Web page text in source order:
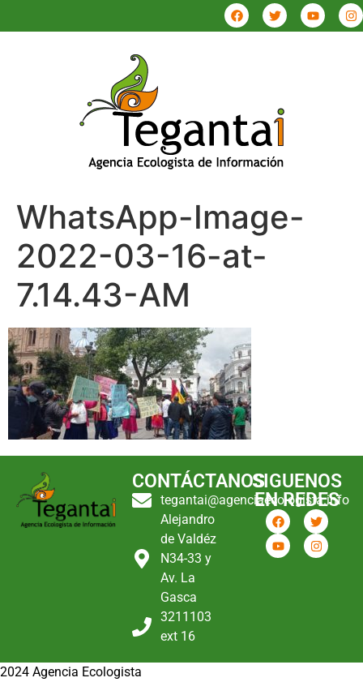
WhatsApp-Image-
2022-03-16-at-
7.14.43-AM
CONTÁCTANOS
tegantai@agenciaecologista.info
Alejandro
de Valdéz
N34-33 y
Av. La
Gasca
3211103
ext 16
SIGUENOS
EN REDES
2024 Agencia Ecologista